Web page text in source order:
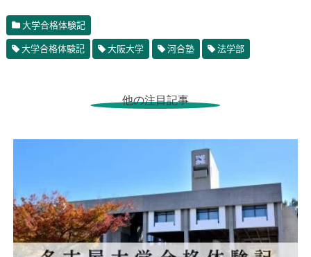
大学合格体験記
大学合格体験記 大阪大学 河合塾 法学部
他の注目記事